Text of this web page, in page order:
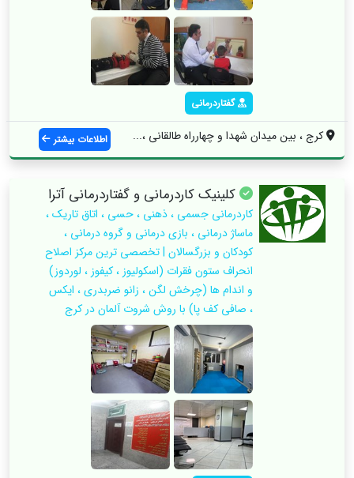
گفتاردرمانی
کرج ، بین میدان شهدا و چهارراه طالقانی ،... اطلاعات بیشتر
کلینیک کاردرمانی و گفتاردرمانی آترا
کاردرمانی جسمی ، ذهنی ، حسی ، اتاق تاریک ،
ماساژ درمانی ، بازی درمانی و گروه درمانی ،
کودکان و بزرگسالان | تخصصی ترین مرکز اصلاح
انحراف ستون فقرات (اسکولیوز ، کیفوز ، لوردوز)
و اندام ها (چرخش لگن ، زانو ضربدری ، ایکس
، صافی کف پا) با روش شروت آلمان در کرج